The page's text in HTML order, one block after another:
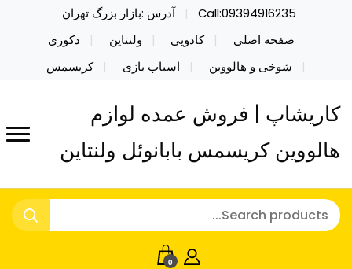
Call:09394916235
آدرس :بازار بزرگ تهران
صفحه اصلی
کادویی ولنتاین
دکوری
شوخی و هالووین
اسباب بازی کریسمس
کاریشاپ | فروش عمده لوازم
هالووین کریسمس بابانوئل ولنتاین
0